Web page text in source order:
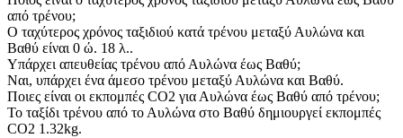
από τρένου;
Ο ταχύτερος χρόνος ταξιδιού κατά τρένου μεταξύ Αυλώνα και
Βαθύ είναι 0 ώ. 18 λ..
Υπάρχει απευθείας τρένου από Αυλώνα έως Βαθύ;
Ναι, υπάρχει ένα άμεσο τρένου μεταξύ Αυλώνα και Βαθύ.
Ποιες είναι οι εκπομπές CO2 για Αυλώνα έως Βαθύ από τρένου;
Το ταξίδι τρένου από το Αυλώνα στο Βαθύ δημιουργεί εκπομπές
CO2 1.32kg.